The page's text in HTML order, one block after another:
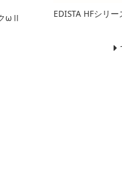
ωⅡ EDISTA HFシリー